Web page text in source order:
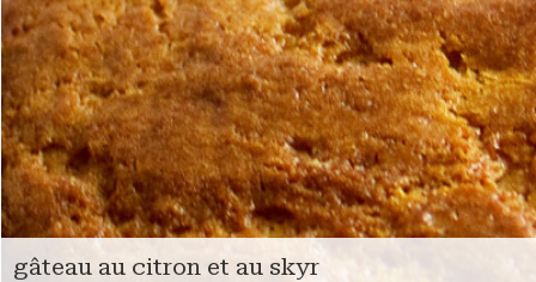
gâteau au citron et au skyr